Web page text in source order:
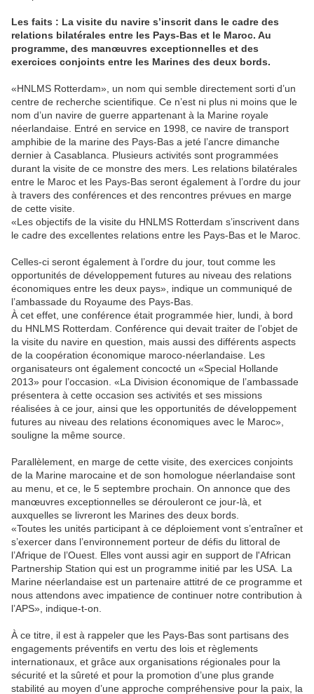
Les faits : La visite du navire s’inscrit dans le cadre des
relations bilatérales entre les Pays-Bas et le Maroc. Au
programme, des manœuvres exceptionnelles et des
exercices conjoints entre les Marines des deux bords.
«HNLMS Rotterdam», un nom qui semble directement sorti d’un
centre de recherche scientifique. Ce n’est ni plus ni moins que le
nom d’un navire de guerre appartenant à la Marine royale
néerlandaise. Entré en service en 1998, ce navire de transport
amphibie de la marine des Pays-Bas a jeté l’ancre dimanche
dernier à Casablanca. Plusieurs activités sont programmées
durant la visite de ce monstre des mers. Les relations bilatérales
entre le Maroc et les Pays-Bas seront également à l’ordre du jour
à travers des conférences et des rencontres prévues en marge
de cette visite.
«Les objectifs de la visite du HNLMS Rotterdam s’inscrivent dans
le cadre des excellentes relations entre les Pays-Bas et le Maroc.
Celles-ci seront également à l’ordre du jour, tout comme les
opportunités de développement futures au niveau des relations
économiques entre les deux pays», indique un communiqué de
l’ambassade du Royaume des Pays-Bas.
À cet effet, une conférence était programmée hier, lundi, à bord
du HNLMS Rotterdam. Conférence qui devait traiter de l’objet de
la visite du navire en question, mais aussi des différents aspects
de la coopération économique maroco-néerlandaise. Les
organisateurs ont également concocté un «Special Hollande
2013» pour l’occasion. «La Division économique de l’ambassade
présentera à cette occasion ses activités et ses missions
réalisées à ce jour, ainsi que les opportunités de développement
futures au niveau des relations économiques avec le Maroc»,
souligne la même source.
Parallèlement, en marge de cette visite, des exercices conjoints
de la Marine marocaine et de son homologue néerlandaise sont
au menu, et ce, le 5 septembre prochain. On annonce que des
manœuvres exceptionnelles se dérouleront ce jour-là, et
auxquelles se livreront les Marines des deux bords.
«Toutes les unités participant à ce déploiement vont s’entraîner et
s’exercer dans l’environnement porteur de défis du littoral de
l’Afrique de l’Ouest. Elles vont aussi agir en support de l'African
Partnership Station qui est un programme initié par les USA. La
Marine néerlandaise est un partenaire attitré de ce programme et
nous attendons avec impatience de continuer notre contribution à
l’APS», indique-t-on.
À ce titre, il est à rappeler que les Pays-Bas sont partisans des
engagements préventifs en vertu des lois et règlements
internationaux, et grâce aux organisations régionales pour la
sécurité et la sûreté et pour la promotion d’une plus grande
stabilité au moyen d’une approche compréhensive pour la paix, la